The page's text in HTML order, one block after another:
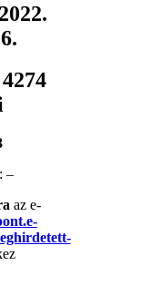
2022.
4274
–
az e-